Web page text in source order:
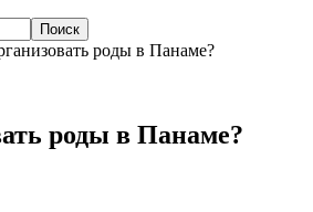
роды в Панаме?
роды в Панаме?